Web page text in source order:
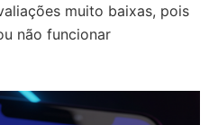
muito baixas, pois
não funcionar